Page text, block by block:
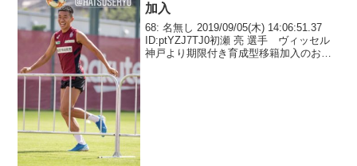
加入
68: 名無し 2019/09/05(木) 14:06:51.37
ID:ptYZJ7TJ0初瀬 亮 選手 ヴィッセル
神戸より期限付き育成型移籍加入のお知